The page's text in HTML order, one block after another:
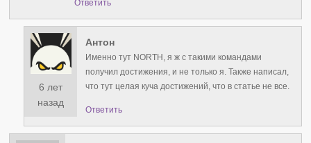
Ответить
6 лет
назад
Антон
Именно тут NORTH, я ж с такими командами
получил достижения, и не только я. Также написал,
что тут целая куча достижений, что в статье не все.
Ответить